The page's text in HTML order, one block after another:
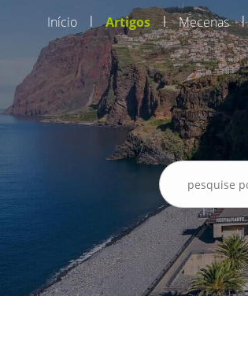
Início | Artigos | Mecenas |